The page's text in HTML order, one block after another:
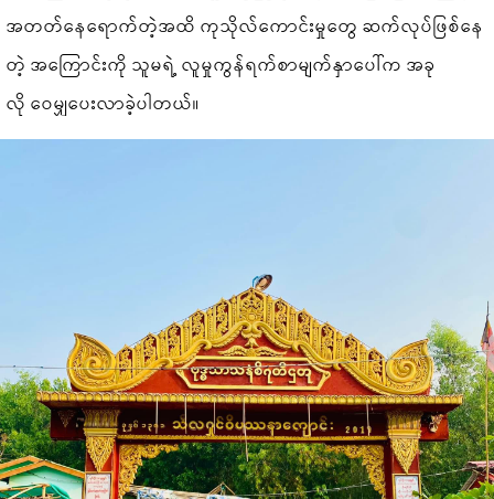
အတတ်နေရောက်တဲ့အထိ ကုသိုလ်ကောင်းမှုတွေ ဆက်လုပ်ဖြစ်နေ
တဲ့ အကြောင်းကို သူမရဲ့ လူမှုကွန်ရက်စာမျက်နှာပေါ်က အခု
လို ဝေမျှပေးလာခဲ့ပါတယ်။